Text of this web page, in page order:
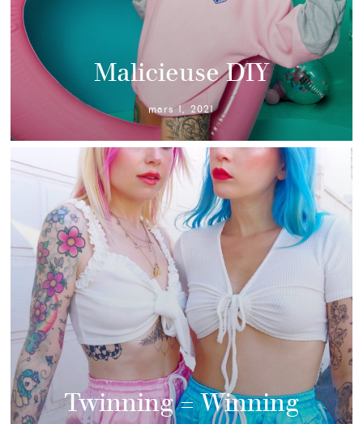
Malicieuse DIY
mars 1, 2021
Twinning = Winning